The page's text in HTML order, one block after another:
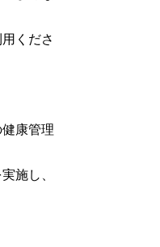
くださ
康管理
施し、